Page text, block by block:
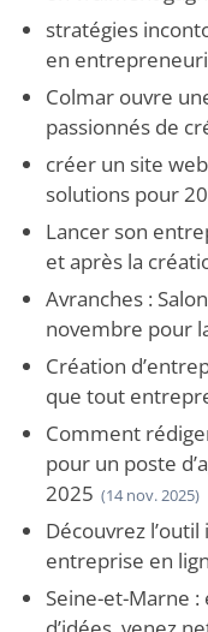
stratégies
en
Colmar ouvre
passionnés de
créer un site
solutions pour
Lancer son
et après la
Avranches :
novembre pour
Création
que tout
Comment
pour un poste
2025 (14 nov. 2025)
Découvrez
entreprise en
Seine-et-Marne